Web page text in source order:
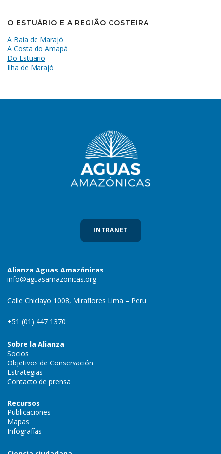
O ESTUÁRIO E A REGIÃO COSTEIRA
A Baía de Marajó
A Costa do Amapá
Do Estuario
Ilha de Marajó
INTRANET
Alianza Aguas Amazónicas
info@aguasamazonicas.org
Calle Chiclayo 1008, Miraflores Lima – Peru
+51 (01) 447 1370
Sobre la Alianza
Socios
Objetivos de Conservación
Estrategias
Contacto de prensa
Recursos
Publicaciones
Mapas
Infografías